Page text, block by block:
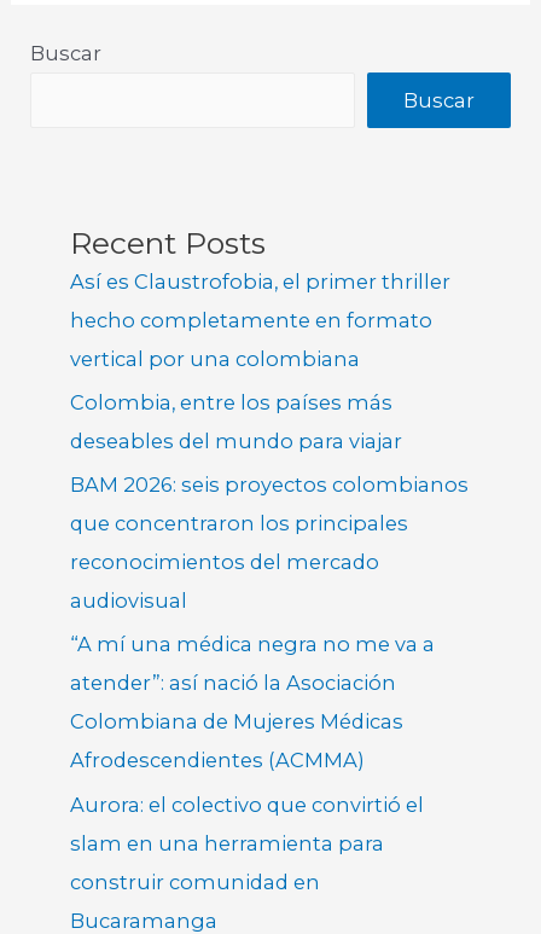
Buscar
Buscar
Recent Posts
Así es Claustrofobia, el primer thriller
hecho completamente en formato
vertical por una colombiana
Colombia, entre los países más
deseables del mundo para viajar
BAM 2026: seis proyectos colombianos
que concentraron los principales
reconocimientos del mercado
audiovisual
“A mí una médica negra no me va a
atender”: así nació la Asociación
Colombiana de Mujeres Médicas
Afrodescendientes (ACMMA)
Aurora: el colectivo que convirtió el
slam en una herramienta para
construir comunidad en
Bucaramanga